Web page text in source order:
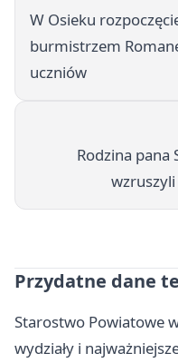
W Osieku
burmistrzem
uczniów
Rodzina pana
wzruszyli
Przydatne dane
Starostwo Powiatowe
wydziały i